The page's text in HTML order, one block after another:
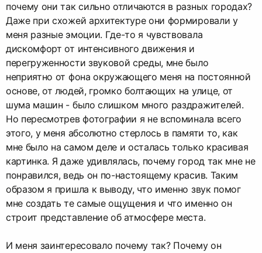
почему они так сильно отличаются в разных городах?
Даже при схожей архитектуре они формировали у
меня разные эмоции. Где-то я чувствовала
дискомфорт от интенсивного движения и
перегруженности звуковой среды, мне было
неприятно от фона окружающего меня на постоянной
основе, от людей, громко болтающих на улице, от
шума машин - было слишком много раздражителей.
Но пересмотрев фотографии я не вспоминала всего
этого, у меня абсолютно стерлось в памяти то, как
мне было на самом деле и осталась только красивая
картинка. Я даже удивлялась, почему город так мне не
понравился, ведь он по-настоящему красив. Таким
образом я пришла к выводу, что именно звук помог
мне создать те самые ощущения и что именно он
строит представление об атмосфере места.
И меня заинтересовало почему так? Почему он